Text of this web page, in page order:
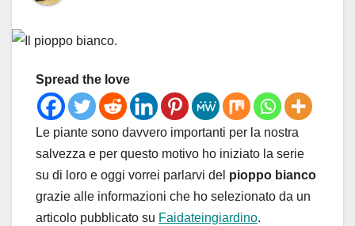
Spread the love
Le piante sono davvero importanti per la nostra
salvezza e per questo motivo ho iniziato la serie
su di loro e oggi vorrei parlarvi del pioppo bianco
grazie alle informazioni che ho selezionato da un
articolo pubblicato su Faidateingiardino.